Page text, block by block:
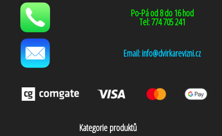
Po-Pá od 8 do 16 hod
Tel: 774 705 241
Email: info@dvirkarevizni.cz
Kategorie produktů